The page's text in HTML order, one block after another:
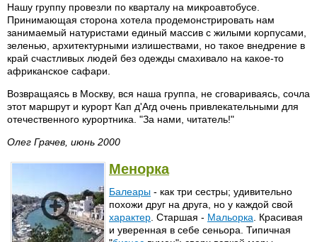
Нашу группу провезли по кварталу на микроавтобусе.
Принимающая сторона хотела продемонстрировать нам
занимаемый натуристами единый массив с жилыми корпусами,
зеленью, архитектурными излишествами, но такое внедрение в
край счастливых людей без одежды смахивало на какое-то
африканское сафари.
Возвращаясь в Москву, вся наша группа, не сговариваясь, сочла
этот маршрут и курорт Кап д'Агд очень привлекательными для
отечественного курортника. "За нами, читатель!"
Олег Грачев, июнь 2000
Менорка
Балеары - как три сестры; удивительно
похожи друг на друга, но у каждой свой
характер . Старшая - Мальорка . Красивая
и уверенная в себе сеньора. Типичная